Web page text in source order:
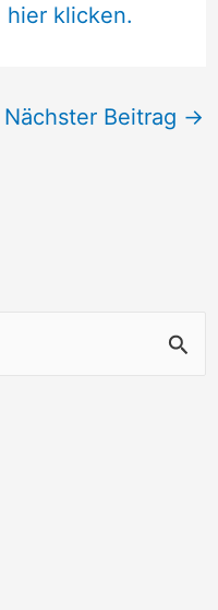
hier klicken.
Nächster Beitrag →